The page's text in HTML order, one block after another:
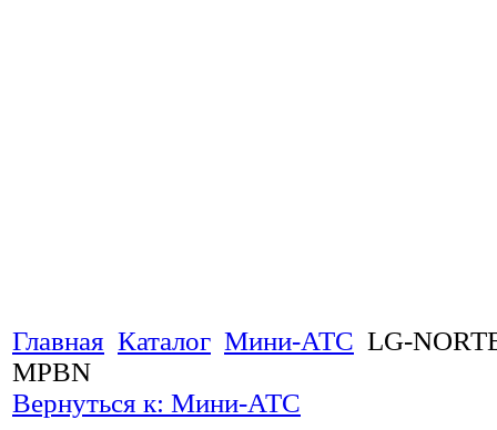
Главная Каталог Мини-АТС LG-
MPBN
Вернуться к: Мини-АТС